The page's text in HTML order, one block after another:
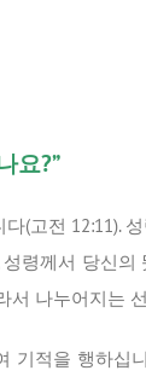
요?”
(고전 12:11).
령께서 당신
나누어지는
적을 행하